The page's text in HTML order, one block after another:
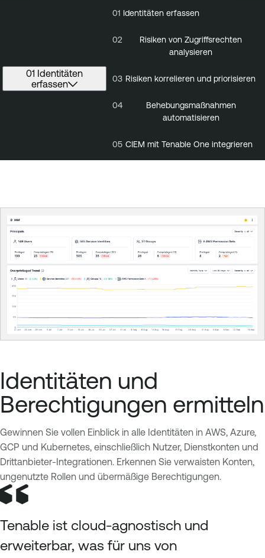
01 Identitäten
erfassen
01
01 Identitäten erfassen
02
Risiken von Zugriffsrechten
analysieren
03 Risiken korrelieren und priorisieren
04
Behebungsmaßnahmen
automatisieren
05 CIEM mit Tenable One integrieren
Identitäten und
Berechtigungen ermitteln
Gewinnen Sie vollen Einblick in alle Identitäten in AWS, Azure,
GCP und Kubernetes, einschließlich Nutzer, Dienstkonten und
Drittanbieter-Integrationen. Erkennen Sie verwaisten Konten,
ungenutzte Rollen und übermäßige Berechtigungen.
Tenable ist cloud-agnostisch und
erweiterbar, was für uns von